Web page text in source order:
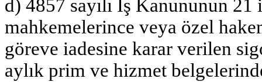
d) 4857 sayılı İş Kanununun
mahkemelerince veya özel
göreve iadesine karar verilen
aylık prim ve hizmet